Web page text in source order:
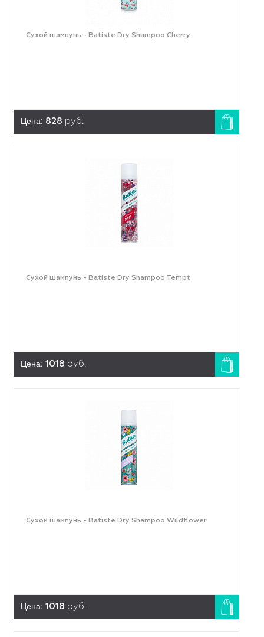
Сухой шампунь - Batiste Dry Shampoo Cherry
Цена: 828 руб.
Сухой шампунь - Batiste Dry Shampoo Tempt
Цена: 1018 руб.
Сухой шампунь - Batiste Dry Shampoo Wildflower
Цена: 1018 руб.